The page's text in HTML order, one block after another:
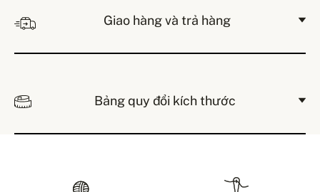
Giao hàng và trả hàng
Bảng quy đổi kích thước